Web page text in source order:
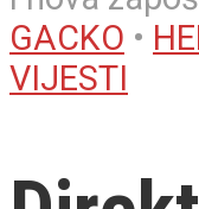
GACKO •
VIJESTI